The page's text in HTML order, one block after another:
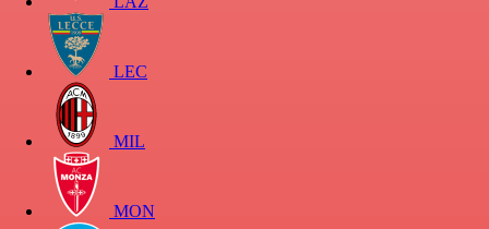
LEC
MIL
MON